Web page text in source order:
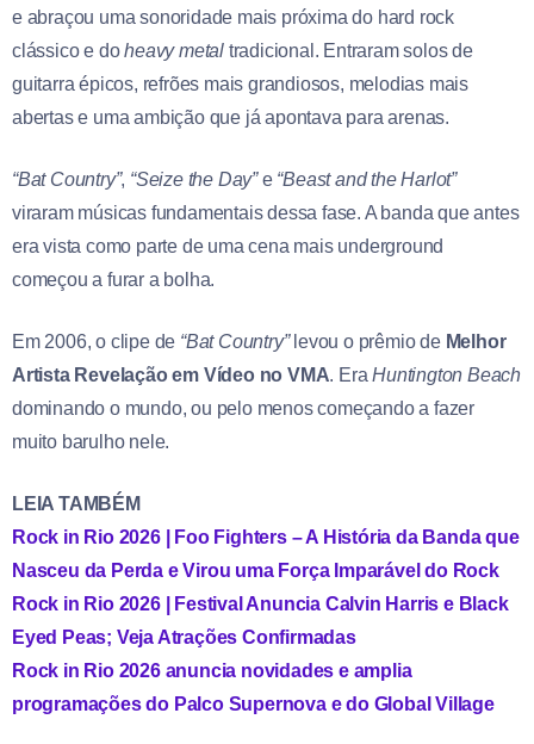
e abraçou uma sonoridade mais próxima do hard rock
clássico e doheavy metal tradicional. Entraram solos de
guitarra épicos, refrões mais grandiosos, melodias mais
abertas e uma ambição que já apontava para arenas.
“Bat Country”, “Seize the Day”e “Beast and the Harlot”
viraram músicas fundamentais dessa fase. A banda que antes
era vista como parte de uma cena mais underground
começou a furar a bolha.
Em 2006, o clipe de “Bat Country”levou o prêmio de Melhor
Artista Revelação em Vídeo no VMA. EraHuntington Beach
dominando o mundo, ou pelo menos começando a fazer
muito barulho nele.
LEIA TAMBÉM
Rock in Rio 2026 | Foo Fighters – A História da Banda que
Nasceu da Perda e Virou uma Força Imparável do Rock
Rock in Rio 2026 | Festival Anuncia Calvin Harris e Black
Eyed Peas; Veja Atrações Confirmadas
Rock in Rio 2026 anuncia novidades e amplia
programações do Palco Supernova e do Global Village